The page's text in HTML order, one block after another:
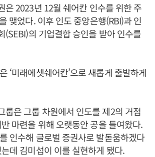
은 2023년 12월 쉐어칸 인수를 위한 주
맺었다. 이후 인도 중앙은행(RBI)과 인
(SEBI)의 기업결합 승인을 받아 인수를
‘미래에셋쉐어칸’으로 새롭게 출발하게
룹은 그룹 차원에서 인도를 제2의 거점
마련을 위해 오랫동안 공을 들여왔다.
인수해 글로벌 증권사로 발돋움하겠다
데 김미섭이 이를 실현하게 됐다.